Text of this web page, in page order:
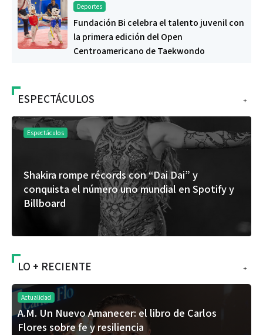
Deportes
Fundación Bi celebra el talento juvenil con
la primera edición del Open
Centroamericano de Taekwondo
+
ESPECTÁCULOS
Espectáculos
Shakira rompe récords con “Dai Dai” y
conquista el número uno mundial en Spotify y
Billboard
+
LO + RECIENTE
Actualidad
A.M. Un Nuevo Amanecer: el libro de Carlos
Flores sobre fe y resiliencia